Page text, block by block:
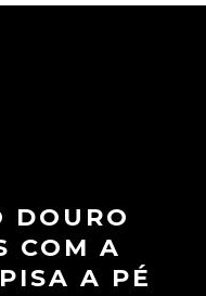
DOURO
COM A
A PÉ